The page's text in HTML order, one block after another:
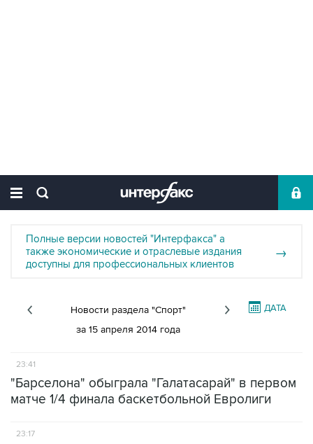
Полные версии новостей "Интерфакса" а
также экономические и отраслевые издания
доступны для профессиональных клиентов
→
Новости раздела "Спорт"
за 15 апреля 2014 года
ДАТА
23:41
"Барселона" обыграла "Галатасарай" в первом
матче 1/4 финала баскетбольной Евролиги
23:17